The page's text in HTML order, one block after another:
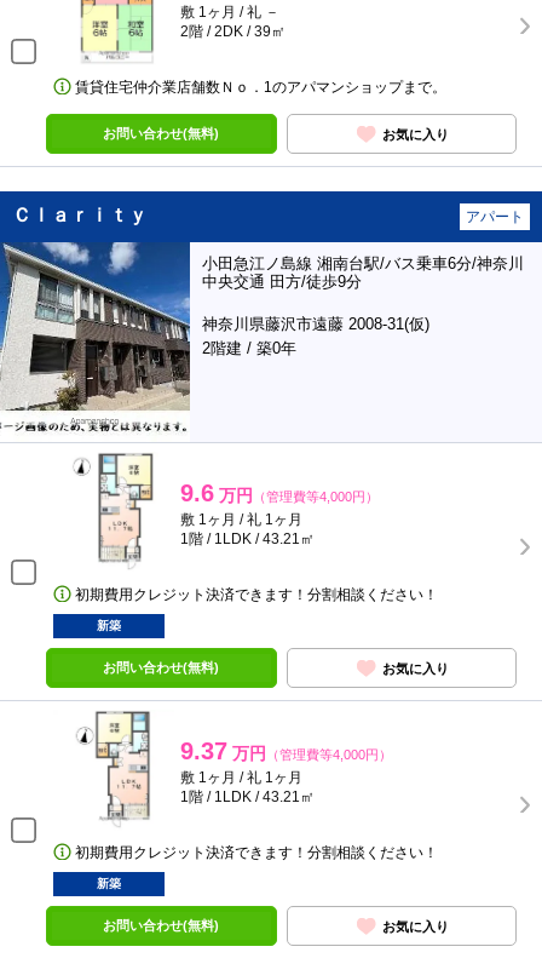
敷 1ヶ月 / 礼 －
2階 / 2DK / 39㎡
賃貸住宅仲介業店舗数Ｎｏ．1のアパマンショップまで。
お問い合わせ(無料) お気に入り
Ｃｌａｒｉｔｙ アパート
小田急江ノ島線 湘南台駅/バス乗車6分/神奈川
中央交通 田方/徒歩9分
神奈川県藤沢市遠藤 2008-31(仮)
2階建 / 築0年
9.6 万円 （管理費等4,000円）
敷 1ヶ月 / 礼 1ヶ月
1階 / 1LDK / 43.21㎡
初期費用クレジット決済できます！分割相談ください！
新築
お問い合わせ(無料) お気に入り
9.37 万円 （管理費等4,000円）
敷 1ヶ月 / 礼 1ヶ月
1階 / 1LDK / 43.21㎡
初期費用クレジット決済できます！分割相談ください！
新築
お問い合わせ(無料) お気に入り